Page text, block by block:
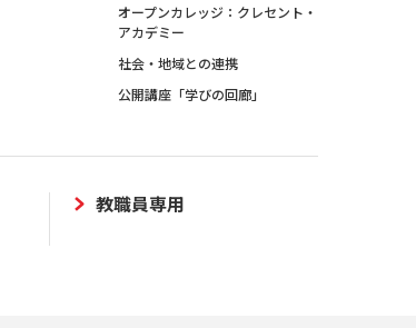
オープンカレッジ：クレセント・
アカデミー
社会・地域との連携
公開講座「学びの回廊」
教職員専用